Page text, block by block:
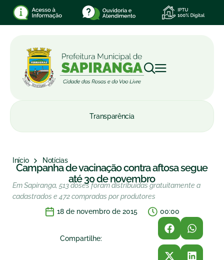
Transparência
Início Notícias
Campanha de vacinação contra aftosa segue
até 30 de novembro
Em Sapiranga, 513 doses foram distribuídas gratuitamente a
cadastrados e 472 compradas por produtores
18 de novembro de 2015
00:00
Compartilhe: